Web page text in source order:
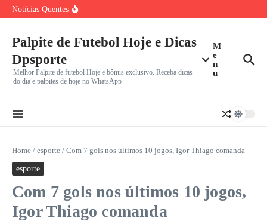
Ir para o conteúdo
Notícias Quentes
Montreal
Iniciam Caminhada na
Vini Jr. Apaga Tudo do Instagram e Recusa Proposta do
Palpite de Futebol Hoje e Dicas
Dpsporte
Melhor Palpite de futebol Hoje e bônus exclusivo. Receba dicas
do dia e palpites de hoje no WhatsApp
M
e
n
u
Home / esporte / Com 7 gols nos últimos 10 jogos, Igor Thiago comanda
esporte
Com 7 gols nos últimos 10 jogos,
Igor Thiago comanda